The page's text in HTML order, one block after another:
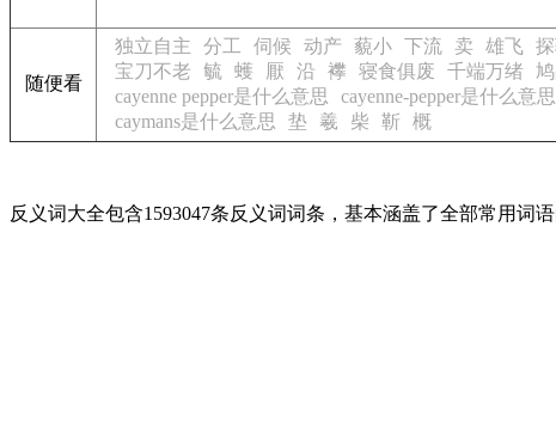
随便看
独立自主 分工 伺候 动产 藐小 下流 卖 雄飞
宝刀不老
毓 蠖 厭 沿 襻 寝食俱废 千端万绪
cayenne pepper是什么意思
cayenne-pepper是什么意思
caymans是什么意思
垫 羲 柴 靳 概
反义词大全包含1593047条反义词词条，基本涵盖了全部常用词